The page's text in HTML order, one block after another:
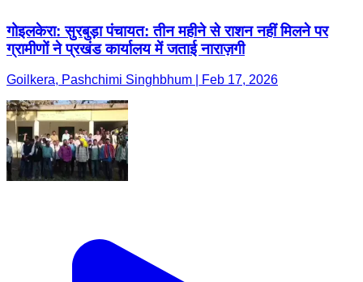
गोइलकेरा: सुरबुड़ा पंचायत: तीन महीने से राशन नहीं मिलने पर
ग्रामीणों ने प्रखंड कार्यालय में जताई नाराज़गी
Goilkera, Pashchimi Singhbhum | Feb 17, 2026